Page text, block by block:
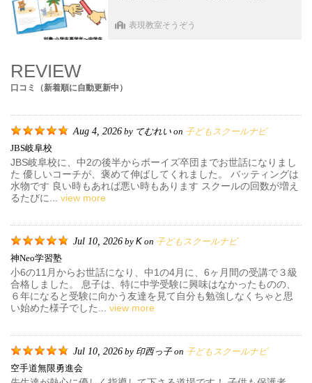
表現教室そうぞう
REVIEW
口コミ（新着順に自動更新中）
Aug 4, 2026 by てむれい on 子どもスクールナビ
JBS岐阜校
JBS岐阜校に、中2の後半からボーイズ卒団までお世話になりまし
た 優しいコーチが、褒めて伸ばしてくれました。 バッティングは
水物です 良い時もあれば悪い時もあります スクールの回数が増え
るたびに... view more
Jul 10, 2026 by K on 子どもスクールナビ
神neo学習塾
小6の11月からお世話になり、中1の4月に、6ヶ月間の受講で３級
合格しました。 息子は、特に中学受験に興味はなかったものの、
６年になると受験に向かう友達を見て自分も勉強しなくちゃと思
い始めた様子でした... view more
Jul 10, 2026 by 印西っ子on 子どもスクールナビ
空手道無限勇進会